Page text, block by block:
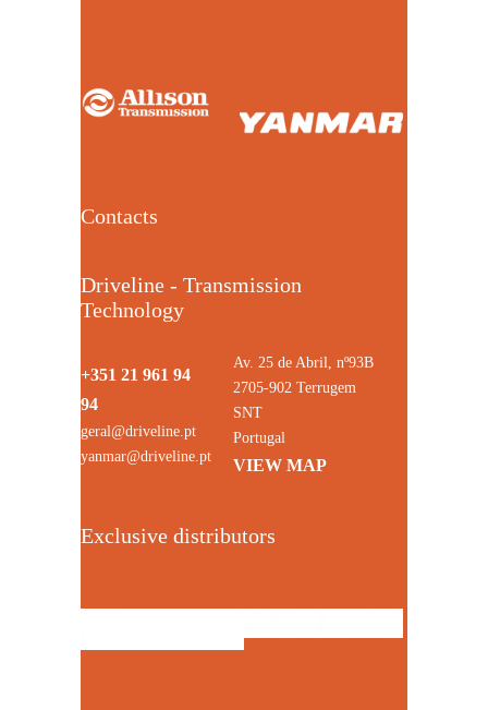
Contacts
Driveline - Transmission
Technology
+351 21 961 94
94
geral@driveline.pt
yanmar@driveline.pt
Av. 25 de Abril, nº93B
2705-902 Terrugem
SNT
Portugal
VIEW MAP
Exclusive distributors